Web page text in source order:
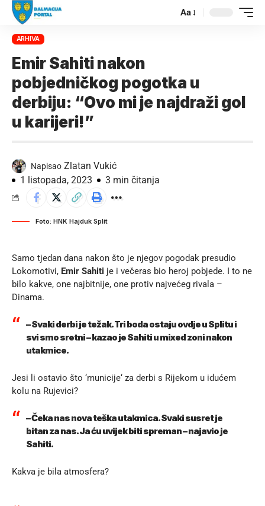
Aa
ARHIVA
Emir Sahiti nakon
pobjedničkog pogotka u
derbiju: “Ovo mi je najdraži gol
u karijeri!”
Napisao Zlatan Vukić
1 listopada, 2023
3 min čitanja
Foto: HNK Hajduk Split
Samo tjedan dana nakon što je njegov pogodak presudio
Lokomotivi, Emir Sahiti je i večeras bio heroj pobjede. I to ne
bilo kakve, one najbitnije, one protiv najvećeg rivala –
Dinama.
– Svaki derbi je težak. Tri boda ostaju ovdje u Splitu i
svi smo sretni – kazao je Sahiti u mixed zoni nakon
utakmice.
Jesi li ostavio što ‘municije‘ za derbi s Rijekom u idućem
kolu na Rujevici?
– Čeka nas nova teška utakmica. Svaki susret je
bitan za nas. Ja ću uvijek biti spreman – najavio je
Sahiti.
Kakva je bila atmosfera?